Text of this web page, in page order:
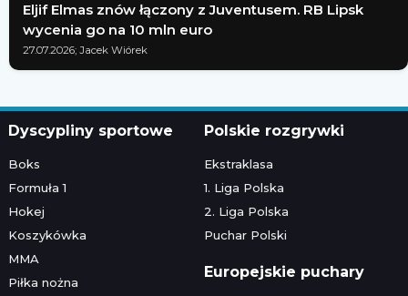
Eljif Elmas znów łączony z Juventusem. RB Lipsk
wycenia go na 10 mln euro
27.07.2026; Jacek Wiórek
Dyscypliny sportowe
Boks
Formuła 1
Hokej
Koszykówka
MMA
Piłka nożna
Polskie rozgrywki
Ekstraklasa
1. Liga Polska
2. Liga Polska
Puchar Polski
Europejskie puchary